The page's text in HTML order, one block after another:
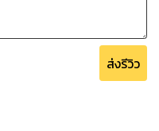
ส่งรีวิว